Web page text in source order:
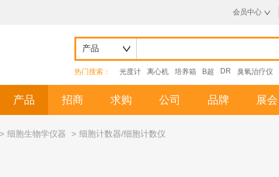
会员中心
产品
热门搜索： 光度计 离心机 培养箱 B超 DR 臭氧治疗仪
产品 招商 求购 公司 品牌 展会
> 细胞生物学仪器 > 细胞计数器/细胞计数仪